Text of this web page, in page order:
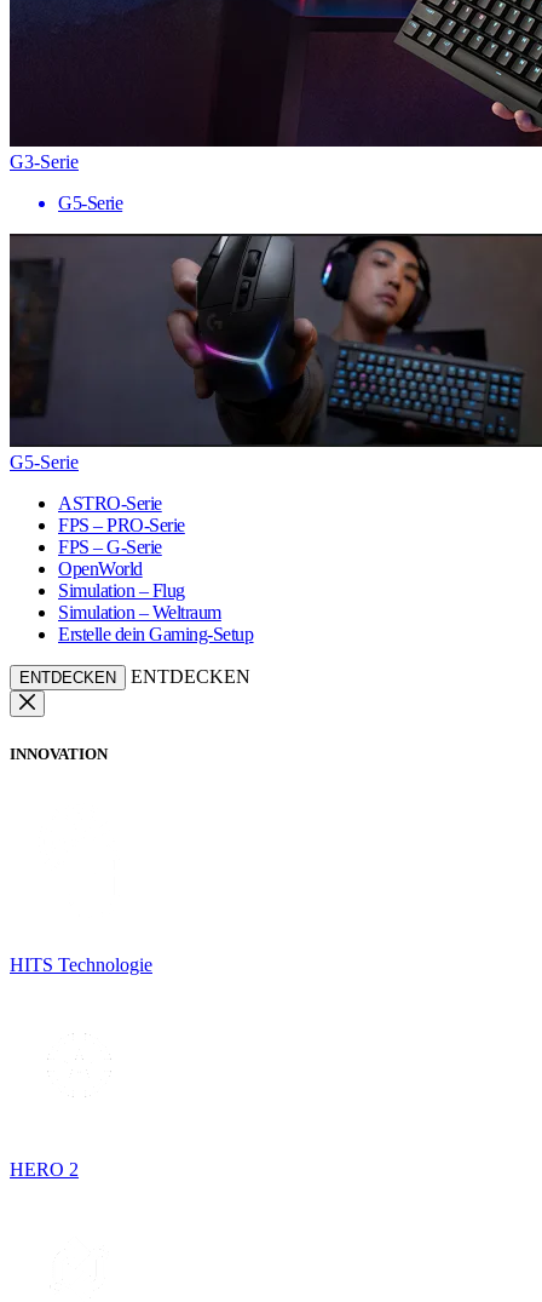
G3-Serie
G5-Serie
G5-Serie
ASTRO-Serie
FPS – PRO-Serie
FPS – G-Serie
OpenWorld
Simulation – Flug
Simulation – Weltraum
Erstelle dein Gaming-Setup
ENTDECKEN ENTDECKEN
INNOVATION
HITS Technologie
HERO 2